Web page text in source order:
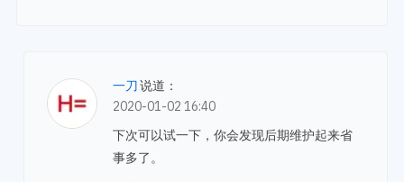
一刀说道：
2020-01-02 16:40
下次可以试一下，你会发现后期维护起来省
事多了。